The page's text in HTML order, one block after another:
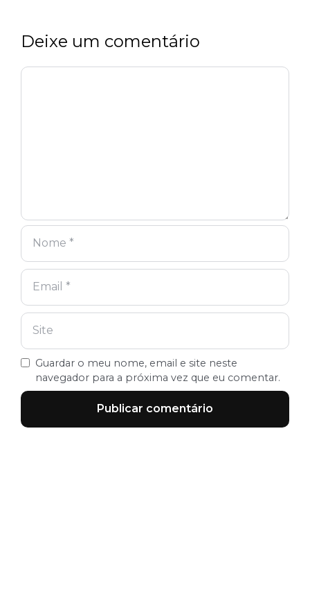
Deixe um comentário
Comentário
Nome
Email
Site
Guardar o meu nome, email e site neste
navegador para a próxima vez que eu comentar.